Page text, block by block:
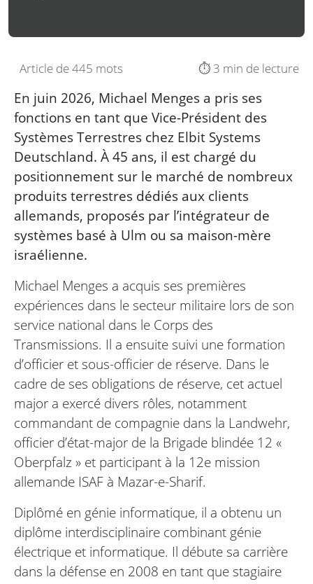
Article de 445 mots ⏱️ 3 min de lecture
En juin 2026, Michael Menges a pris ses
fonctions en tant que Vice-Président des
Systèmes Terrestres chez Elbit Systems
Deutschland. À 45 ans, il est chargé du
positionnement sur le marché de nombreux
produits terrestres dédiés aux clients
allemands, proposés par l’intégrateur de
systèmes basé à Ulm ou sa maison-mère
israélienne.
Michael Menges a acquis ses premières
expériences dans le secteur militaire lors de son
service national dans le Corps des
Transmissions. Il a ensuite suivi une formation
d’officier et sous-officier de réserve. Dans le
cadre de ses obligations de réserve, cet actuel
major a exercé divers rôles, notamment
commandant de compagnie dans la Landwehr,
officier d’état-major de la Brigade blindée 12 «
Oberpfalz » et participant à la 12e mission
allemande ISAF à Mazar-e-Sharif.
Diplômé en génie informatique, il a obtenu un
diplôme interdisciplinaire combinant génie
électrique et informatique. Il débute sa carrière
dans la défense en 2008 en tant que stagiaire